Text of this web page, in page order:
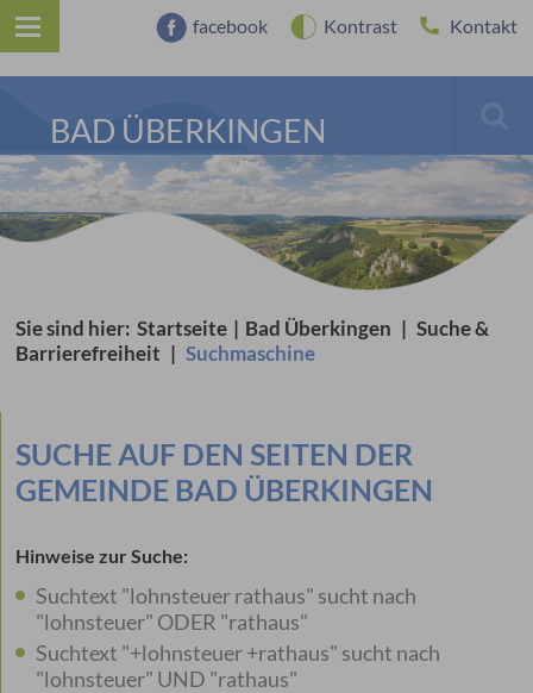
facebook Kontrast Kontakt
BAD ÜBERKINGEN
Sie sind hier: Startseite | Bad Überkingen | Suche &
Barrierefreiheit | Suchmaschine
SUCHE AUF DEN SEITEN DER
GEMEINDE BAD ÜBERKINGEN
Hinweise zur Suche:
Suchtext "lohnsteuer rathaus" sucht nach
"lohnsteuer" ODER "rathaus"
Suchtext "+lohnsteuer +rathaus" sucht nach
"lohnsteuer" UND "rathaus"